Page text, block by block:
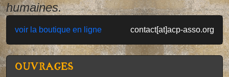
humaines.
contact[at]acp-asso.org
voir la boutique en ligne
OUVRAGES